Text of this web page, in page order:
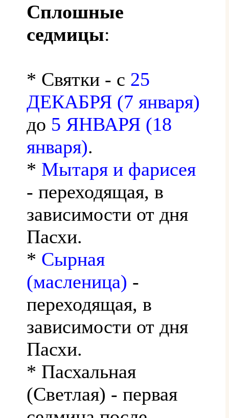
Сплошные
седмицы:
* Святки - с 25
ДЕКАБРЯ (7 января)
до 5 ЯНВАРЯ (18
января).
* Мытаря и фарисея
- переходящая, в
зависимости от дня
Пасхи.
* Сырная
(масленица) -
переходящая, в
зависимости от дня
Пасхи.
* Пасхальная
(Светлая) - первая